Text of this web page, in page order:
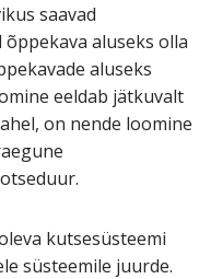
saavad
aluseks olla
aluseks
eeldab jätkuvalt
on nende loomine
kutsesüsteemi
süsteemile juurde.